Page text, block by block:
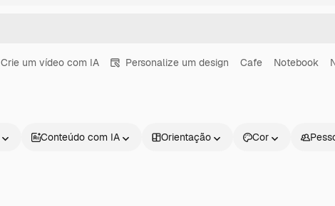
Crie um vídeo com IA Personalize um design Cafe Notebook
Conteúdo com IA Orientação Cor